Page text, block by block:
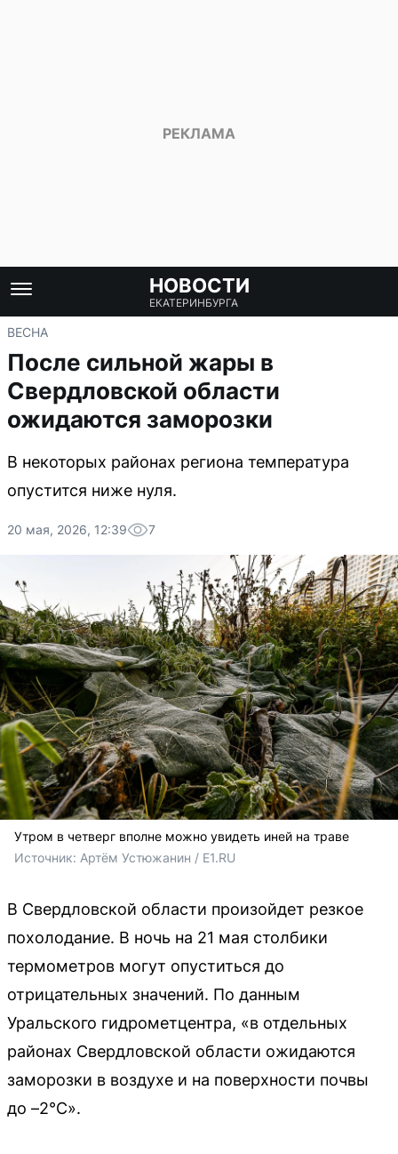
НОВОСТИ
ЕКАТЕРИНБУРГА
ВЕСНА
После сильной жары в
Свердловской области
ожидаются заморозки
В некоторых районах региона температура
опустится ниже нуля.
20 мая, 2026, 12:39 7
Утром в четверг вполне можно увидеть иней на траве
Источник: Артём Устюжанин / E1.RU
В Свердловской области произойдет резкое
похолодание. В ночь на 21 мая столбики
термометров могут опуститься до
отрицательных значений. По данным
Уральского гидрометцентра, «в отдельных
районах Свердловской области ожидаются
заморозки в воздухе и на поверхности почвы
до –2°С».